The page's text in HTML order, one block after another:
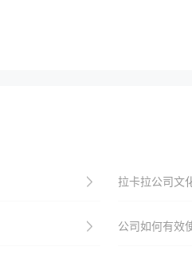
拉卡拉公司文
公司如何有效